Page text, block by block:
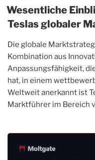
Wesentliche
Teslas globaler
Die globale
Kombination aus
Anpassungsfähigkeit,
hat, in einem
Weltweit anerkannt ist
Marktführer im Bereich